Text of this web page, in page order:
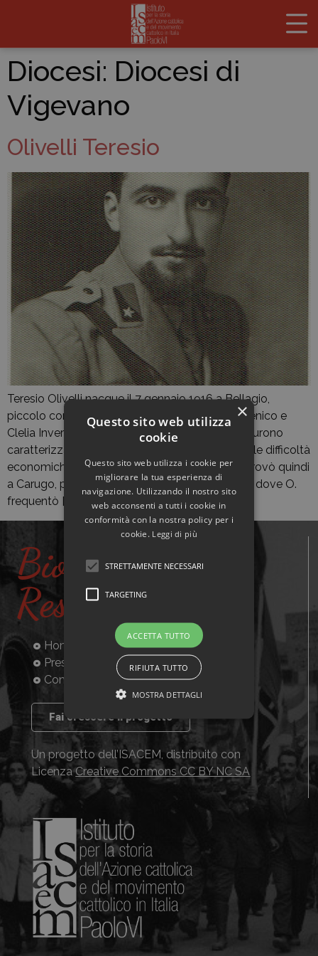
Diocesi: Diocesi di
Vigevano
Olivelli Teresio
Teresio Olivelli nacque il 7 gennaio 1916 a Bellagio,
piccolo comune in provincia di Como, da Domenico e
Clelia Invernizzi. Gli anni della sua fanciullezza furono
caratterizzati da continui spostamenti dovuti alle difficoltà
economiche della famiglia: dal 1921 al 1926 si trovò quindi
a Carugo, poi a Zeme, luogo d’origine del padre dove O.
frequentò […]
Biografie
Resistenti
Home
Presentazione
Consulta la banca dati
Fai crescere il progetto
Un progetto dell’ISACEM, distribuito con
LicenzaCreative Commons CC BY NC SA
×
Questo sito web utilizza
cookie
Questo sito web utilizza i cookie per
migliorare la tua esperienza di
navigazione. Utilizzando il nostro sito
web acconsenti a tutti i cookie in
conformità con la nostra policy per i
cookie. Leggi di più
STRETTAMENTE NECESSARI
TARGETING
ACCETTA TUTTO
RIFIUTA TUTTO
MOSTRA DETTAGLI